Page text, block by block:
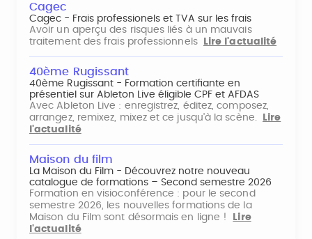
Cagec
Cagec - Frais professionels et TVA sur les frais
Avoir un aperçu des risques liés à un mauvais
traitement des frais professionnels
Lire l'actualité
40ème Rugissant
40ème Rugissant - Formation certifiante en
présentiel sur Ableton Live éligible CPF et AFDAS
Avec Ableton Live : enregistrez, éditez, composez,
arrangez, remixez, mixez et ce jusqu'à la scène.
Lire
l'actualité
Maison du film
La Maison du Film - Découvrez notre nouveau
catalogue de formations – Second semestre 2026
Formation en visioconférence : pour le second
semestre 2026, les nouvelles formations de la
Maison du Film sont désormais en ligne !
Lire
l'actualité